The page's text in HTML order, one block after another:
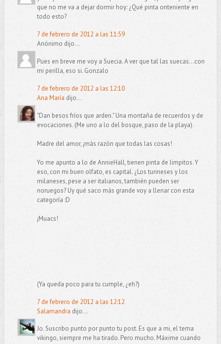
que no me va a dejar dormir hoy: ¿Qué pinta onteniente en
todo esto?
7 de febrero de 2012 a las 11:59
Anónimo dijo...
Pues en breve me voy a Suecia. A ver que tal las suecas...con
mi perilla, eso si. Gonzalo
7 de febrero de 2012 a las 12:10
Ana María dijo...
"Dan besos fríos que arden." Una montaña de recuerdos y de
evocaciones. (Me uno a lo del bosque, paso de la playa).
Madre del amor, ¡más razón que todas las cosas!
Yo me apunto a lo de AnnieHall, tienen pinta de limpitos. Y
eso, con mi buen olfato, es capital. ¿Los turineses y los
milaneses, pese a ser italianos, también pueden ser
noruegos? Uy qué saco más grande voy a llenar con esta
categoría :D
¡Muacs!
(Ya queda poco para tu cumple, ¿eh?)
7 de febrero de 2012 a las 12:12
Salamandra dijo...
Jo. Suscribo punto por punto tu post. Es que a mi, el tema
vikingo, siempre me ha tirado. Pero mucho. Máxime cuando